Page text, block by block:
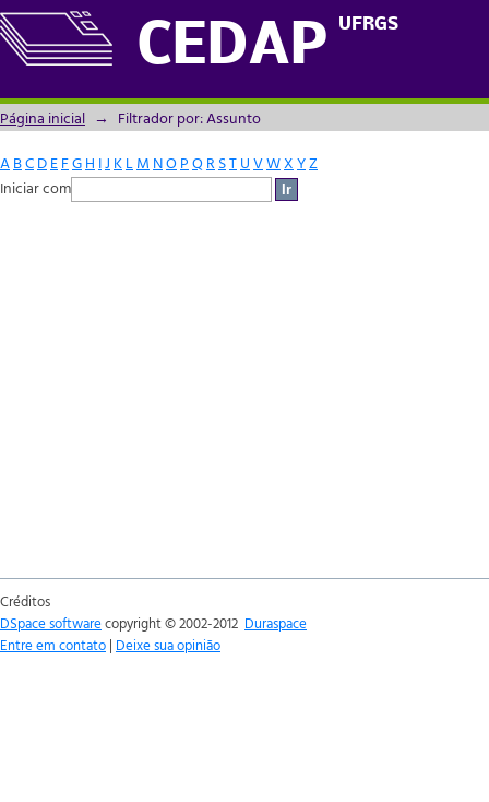
CEDAP UFRGS
Filtrador por: Assunto
Página inicial → Filtrador por: Assunto
ABCDEFGH IJ KLM NOPQRSTUVWXYZ
Iniciar com
Créditos
DSpace softwarecopyright © 2002-2012 Duraspace
Entre em contato | Deixe sua opinião